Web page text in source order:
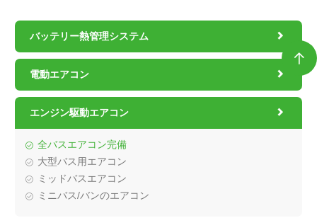
バッテリー熱管理システム 
電動エアコン 
エンジン駆動エアコン 
全バスエアコン完備
大型バス用エアコン
ミッドバスエアコン
ミニバス/バンのエアコン
